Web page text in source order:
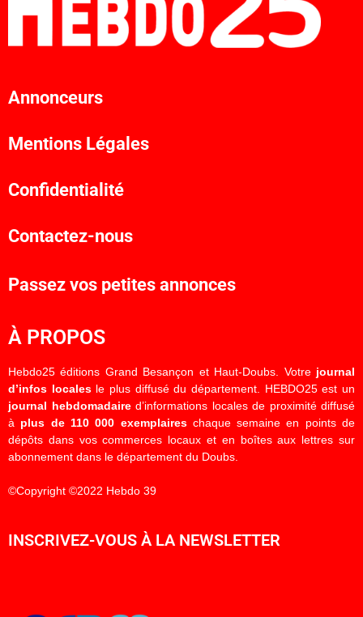
Annonceurs
Mentions Légales
Confidentialité
Contactez-nous
Passez vos petites annonces
À PROPOS
Hebdo25 éditions Grand Besançon et Haut-Doubs. Votre journal
d’infos localesle plus diffusé du département. HEBDO25 est un
journal hebdomadaired’informations locales de proximité diffusé
à plus de 110 000 exemplaireschaque semaine en points de
dépôts dans vos commerces locaux et en boîtes aux lettres sur
abonnement dans le département du Doubs.
©Copyright ©2022 Hebdo 39
INSCRIVEZ-VOUS À LA NEWSLETTER